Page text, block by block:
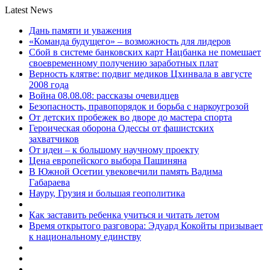
Latest News
Дань памяти и уважения
«Команда будущего» – возможность для лидеров
Сбой в системе банковских карт Нацбанка не помешает
своевременному получению заработных плат
Верность клятве: подвиг медиков Цхинвала в августе
2008 года
Война 08.08.08: рассказы очевидцев
Безопасность, правопорядок и борьба с наркоугрозой
От детских пробежек во дворе до мастера спорта
Героическая оборона Одессы от фашистских
захватчиков
От идеи – к большому научному проекту
Цена европейского выбора Пашиняна
В Южной Осетии увековечили память Вадима
Габараева
Науру, Грузия и большая геополитика
Как заставить ребенка учиться и читать летом
Время открытого разговора: Эдуард Кокойты призывает
к национальному единству